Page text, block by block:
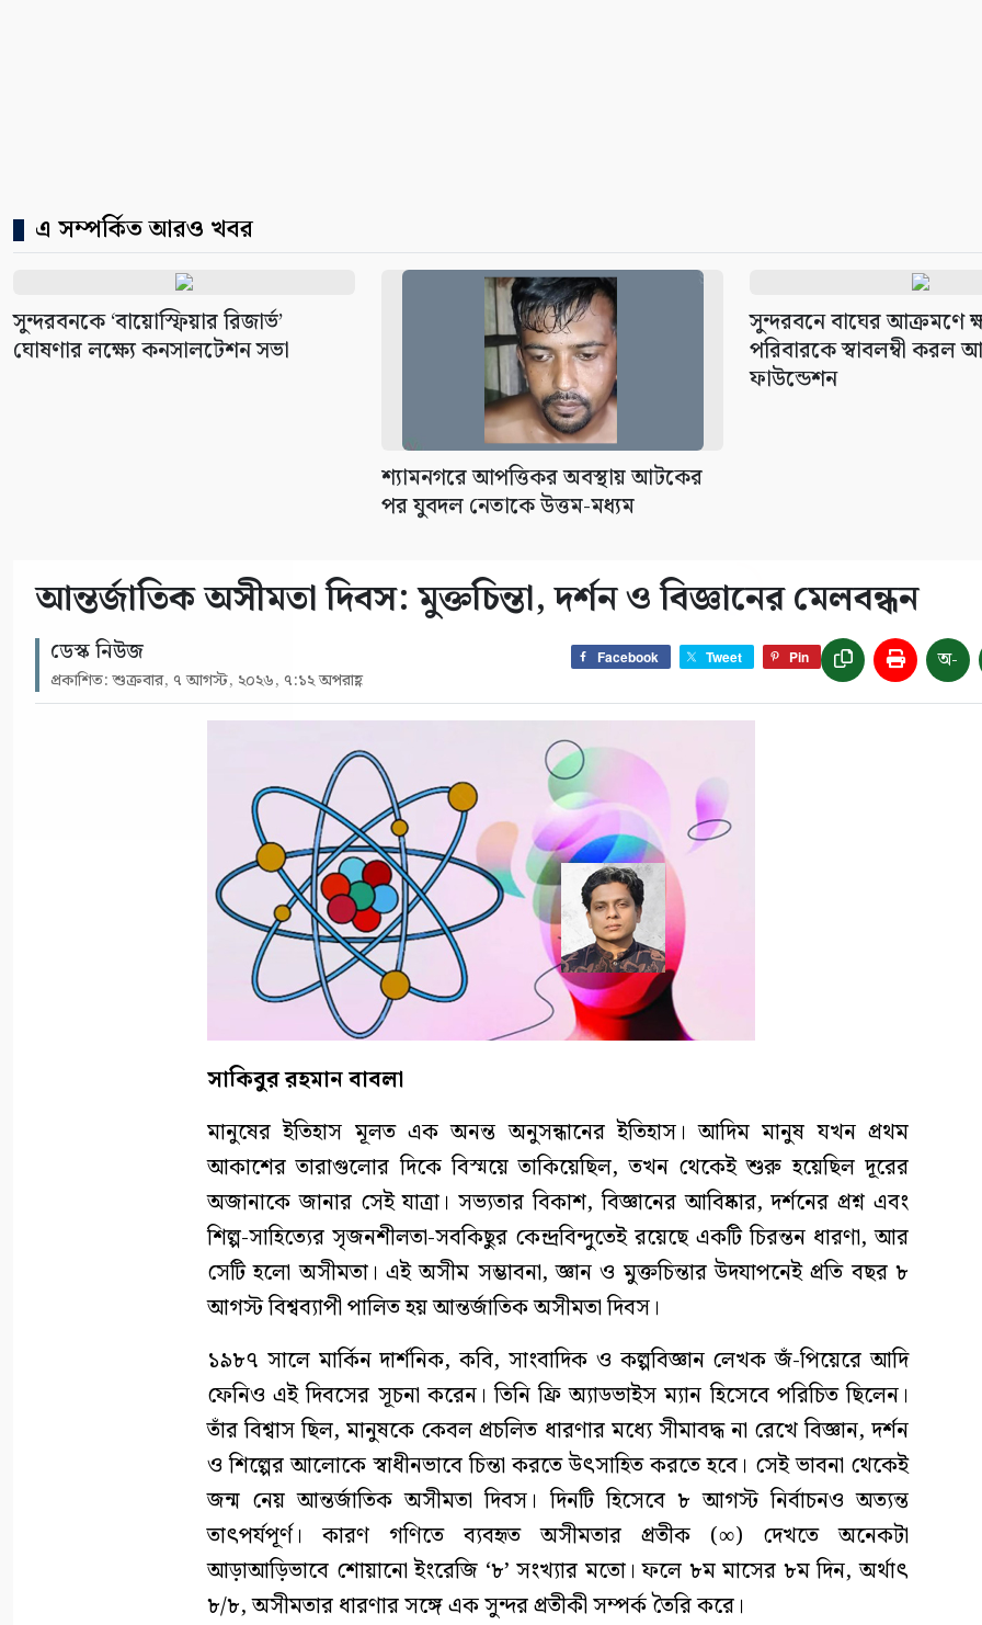
এ সম্পর্কিত আরও খবর
সুন্দরবনকে ‘বায়োস্ফিয়ার রিজার্ভ’
ঘোষণার লক্ষ্যে কনসালটেশন সভা
শ্যামনগরে আপত্তিকর অবস্থায় আটকের
পর যুবদল নেতাকে উত্তম-মধ্যম
সুন্দরবনে বাঘের আক্রমণে
পরিবারকে স্বাবলম্বী
ফাউন্ডেশন
আন্তর্জাতিক অসীমতা দিবস: মুক্তচিন্তা, দর্শন ও বিজ্ঞানের মেলবন্ধন
ডেস্ক নিউজ
প্রকাশিত: শুক্রবার, ৭ আগস্ট, ২০২৬, ৭:১২ অপরাহ্ণ
Facebook Tweet Pin অ-
সাকিবুর রহমান বাবলা
মানুষের ইতিহাস মূলত এক অনন্ত অনুসন্ধানের ইতিহাস। আদিম মানুষ যখন প্রথম
আকাশের তারাগুলোর দিকে বিস্ময়ে তাকিয়েছিল, তখন থেকেই শুরু হয়েছিল দূরের
অজানাকে জানার সেই যাত্রা। সভ্যতার বিকাশ, বিজ্ঞানের আবিষ্কার, দর্শনের প্রশ্ন এবং
শিল্প-সাহিত্যের সৃজনশীলতা-সবকিছুর কেন্দ্রবিন্দুতেই রয়েছে একটি চিরন্তন ধারণা, আর
সেটি হলো অসীমতা। এই অসীম সম্ভাবনা, জ্ঞান ও মুক্তচিন্তার উদযাপনেই প্রতি বছর ৮
আগস্ট বিশ্বব্যাপী পালিত হয় আন্তর্জাতিক অসীমতা দিবস।
১৯৮৭ সালে মার্কিন দার্শনিক, কবি, সাংবাদিক ও কল্পবিজ্ঞান লেখক জঁ-পিয়েরে আদি
ফেনিও এই দিবসের সূচনা করেন। তিনি ফ্রি অ্যাডভাইস ম্যান হিসেবে পরিচিত ছিলেন।
তাঁর বিশ্বাস ছিল, মানুষকে কেবল প্রচলিত ধারণার মধ্যে সীমাবদ্ধ না রেখে বিজ্ঞান, দর্শন
ও শিল্পের আলোকে স্বাধীনভাবে চিন্তা করতে উৎসাহিত করতে হবে। সেই ভাবনা থেকেই
জন্ম নেয় আন্তর্জাতিক অসীমতা দিবস। দিনটি হিসেবে ৮ আগস্ট নির্বাচনও অত্যন্ত
তাৎপর্যপূর্ণ। কারণ গণিতে ব্যবহৃত অসীমতার প্রতীক (∞) দেখতে অনেকটা
আড়াআড়িভাবে শোয়ানো ইংরেজি ‘৮’ সংখ্যার মতো। ফলে ৮ম মাসের ৮ম দিন, অর্থাৎ
৮/৮, অসীমতার ধারণার সঙ্গে এক সুন্দর প্রতীকী সম্পর্ক তৈরি করে।